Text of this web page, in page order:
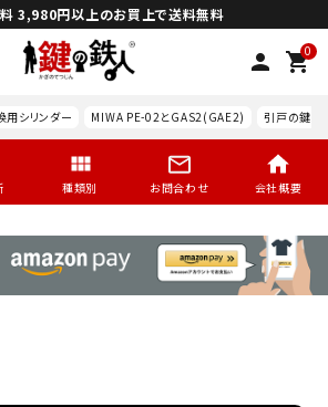
3,980円以上のお買上で送料無料
person 0
shopping_cart
用シリンダー MIWA PE-02とGAS2(GAE2) 引戸の鍵交
種類別 お問合わせ 会社概要